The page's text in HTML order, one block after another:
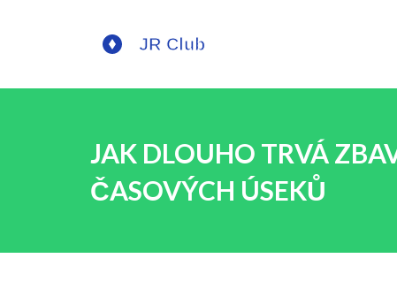
JAK DLOUHO TRVÁ
ČASOVÝCH ÚSEKŮ